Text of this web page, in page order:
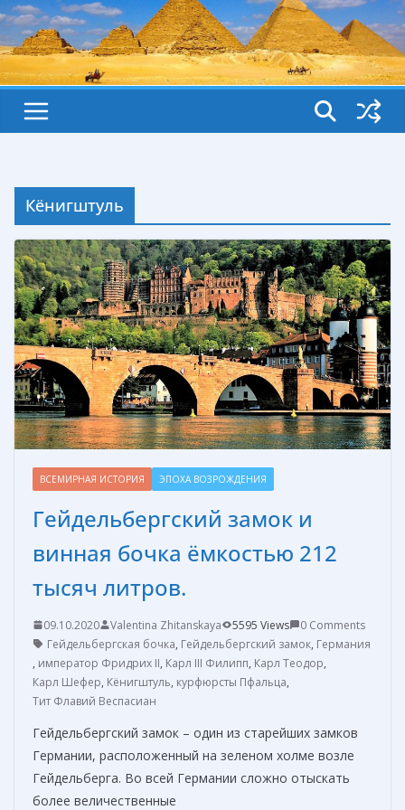
Кёнигштуль
ВСЕМИРНАЯ ИСТОРИЯ ЭПОХА ВОЗРОЖДЕНИЯ
Гейдельбергский замок и
винная бочка ёмкостью 212
тысяч литров.
09.10.2020 Valentina Zhitanskaya 5595 Views
0 Comments
Гейдельбергская бочка, Гейдельбергский замок, Германия
, император Фридрих II, Карл III Филипп, Карл Теодор,
Карл Шефер, Кёнигштуль, курфюрсты Пфальца,
Тит Флавий Веспасиан
Гейдельбергский замок – один из старейших замков
Германии, расположенный на зеленом холме возле
Гейдельберга. Во всей Германии сложно отыскать
более величественные